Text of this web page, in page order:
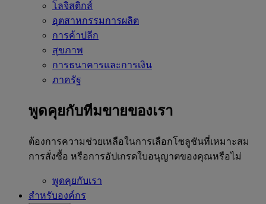
โลจิสติกส์
อุตสาหกรรมการผลิต
การค้าปลีก
สุขภาพ
การธนาคารและการเงิน
ภาครัฐ
พูดคุยกับทีมขายของเรา
ต้องการความช่วยเหลือในการเลือกโซลูชันที่เหมาะสม
การสั่งซื้อ หรือการอัปเกรดใบอนุญาตของคุณหรือไม่
พูดคุยกับเรา
สำหรับองค์กร